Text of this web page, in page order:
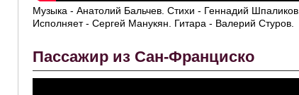
Музыка - Анатолий Бальчев. Стихи - Геннадий Шпаликов.
Исполняет - Сергей Манукян. Гитара - Валерий Стуров.
Пассажир из Сан-Франциско